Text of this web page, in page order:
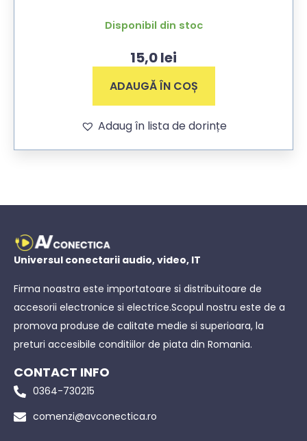
Disponibil din stoc
15,0lei
ADAUGĂ ÎN COȘ
Adaug în lista de dorințe
Universul conectarii audio, video, IT
Firma noastra este importatoare si distribuitoare de
accesorii electronice si electrice.Scopul nostru este de a
promova produse de calitate medie si superioara, la
preturi accesibile conditiilor de piata din Romania.
CONTACT INFO
0364-730215
comenzi@avconectica.ro